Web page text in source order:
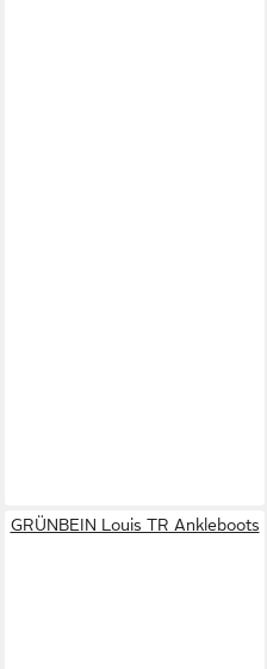
GRÜNBEIN Louis TR Ankleboots